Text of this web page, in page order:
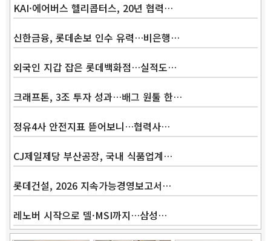
KAI·에어버스 헬리콥터스, 20년 협력…
신한금융, 롯데손보 인수 유력…비은행…
외국인 지갑 잡은 롯데백화점…실적도…
크래프톤, 3조 투자 성과…배그 원툴 한…
정유4사 안전지표 뜯어보니…협력사…
CJ제일제당 부산공장, 국내 식품업계…
롯데건설, 2026 지속가능경영보고서…
레노버 시작으로 델·MSI까지…삼성…